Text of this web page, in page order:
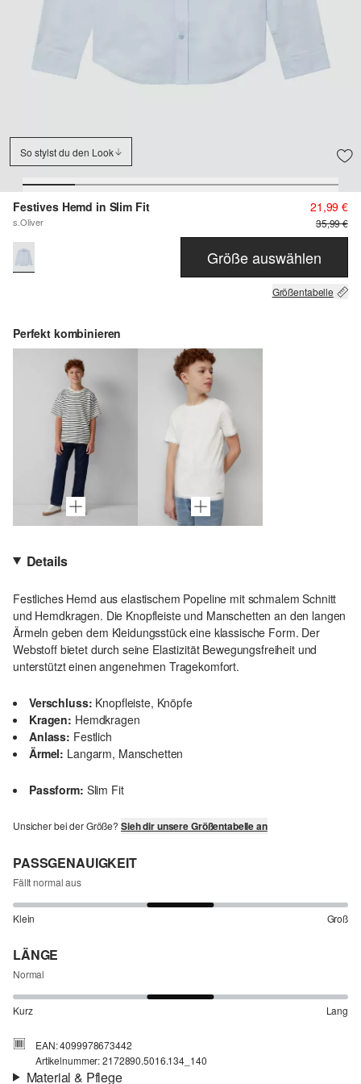
So stylst du den Look
Festives Hemd in Slim Fit
s.Oliver
21,99 €
35,99 €
Größe auswählen
Größentabelle
Perfekt kombinieren
Details
Festliches Hemd aus elastischem Popeline mit schmalem Schnitt
und Hemdkragen. Die Knopfleiste und Manschetten an den langen
Ärmeln geben dem Kleidungsstück eine klassische Form. Der
Webstoff bietet durch seine Elastizität Bewegungsfreiheit und
unterstützt einen angenehmen Tragekomfort.
Verschluss: Knopfleiste, Knöpfe
Kragen: Hemdkragen
Anlass: Festlich
Ärmel: Langarm, Manschetten
Passform: Slim Fit
Unsicher bei der Größe? Sieh dir unsere Größentabelle an
PASSGENAUIGKEIT
Fällt normal aus
Klein Groß
LÄNGE
Normal
Kurz Lang
EAN: 4099978673442
Artikelnummer: 2172890.5016.134_140
Material & Pflege